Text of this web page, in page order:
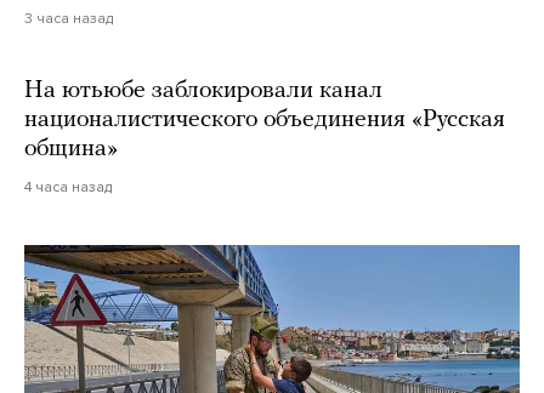
3 часа назад
На ютьюбе заблокировали канал
националистического объединения «Русская
община»
4 часа назад